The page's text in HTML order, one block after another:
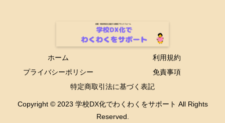
ホーム
利用規約
プライバシーポリシー
免責事項
特定商取引法に基づく表記
Copyright © 2023 学校DX化でわくわくをサポート All Rights
Reserved.